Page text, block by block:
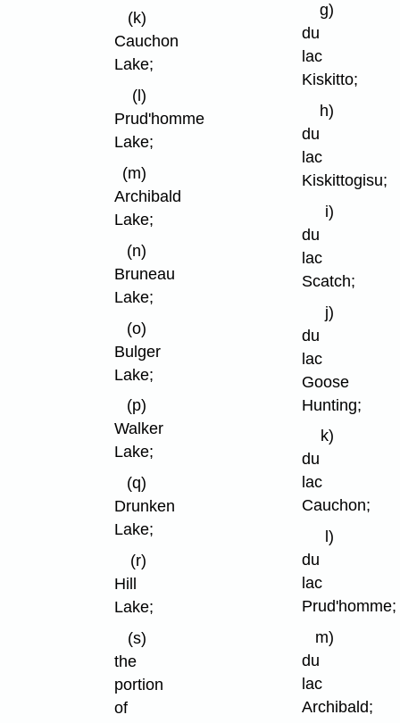
(k)
Cauchon
Lake;
(l)
Prud'homme
Lake;
(m)
Archibald
Lake;
(n)
Bruneau
Lake;
(o)
Bulger
Lake;
(p)
Walker
Lake;
(q)
Drunken
Lake;
(r)
Hill
Lake;
(s)
the
portion
of
g)
du
lac
Kiskitto;
h)
du
lac
Kiskittogisu;
i)
du
lac
Scatch;
j)
du
lac
Goose
Hunting;
k)
du
lac
Cauchon;
l)
du
lac
Prud'homme;
m)
du
lac
Archibald;